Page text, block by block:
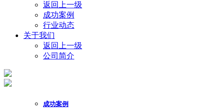
返回上一级
成功案例
行业动态
关于我们
返回上一级
公司简介
成功案例